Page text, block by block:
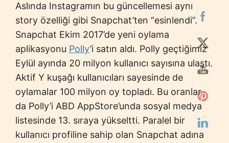
Aslında Instagramın bu güncellemesi aynı
story özelliği gibi Snapchat’ten “esinlendi”.
Snapchat Ekim 2017’de yeni oylama
aplikasyonu Polly’i satın aldı. Polly geçtiğimiz
Eylül ayında 20 milyon kullanıcı sayısına ulaştı.
Aktif Y kuşağı kullanıcıları sayesinde de
oylamalar 100 milyon oy topladı. Bu oranlar
da Polly’i ABD AppStore’unda sosyal medya
listesinde 13. sıraya yükseltti. Paralel bir
kullanıcı profiline sahip olan Snapchat adına